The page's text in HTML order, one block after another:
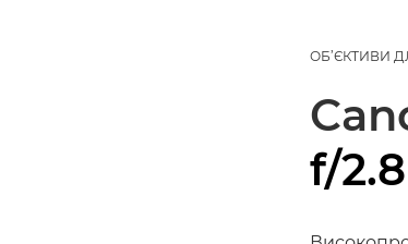
ОБ’ЄКТИВИ
f/